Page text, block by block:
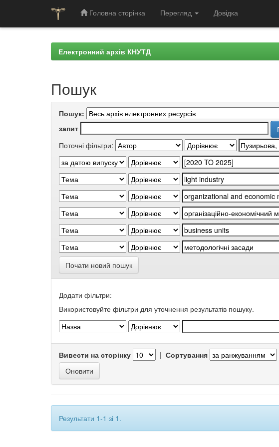
Головна сторінка Перегляд Довідка
Електронний архів КНУТД
Пошук
Пошук:
запит
Поточні фільтри:
Почати новий пошук
Додати фільтри:
Використовуйте фільтри для уточнення результатів пошуку.
Вивести на сторінку | Сортування
Результати 1-1 зі 1.